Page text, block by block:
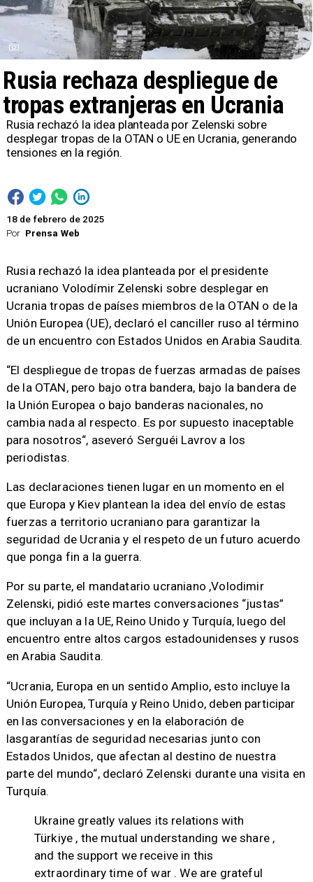
Por Prensa Web
Rusia rechaza despliegue de
tropas extranjeras en Ucrania
18 de febrero de 2025
Rusia rechazó la idea planteada por Zelenski sobre
desplegar tropas de la OTAN o UE en Ucrania, generando
tensiones en la región.
Rusia rechazó la idea planteada por el presidente
ucraniano Volodímir Zelenski sobre desplegar en
Ucrania tropas de países miembros de la OTAN o de la
Unión Europea (UE), declaró el canciller ruso al término
de un encuentro con Estados Unidos en Arabia Saudita.
“El despliegue de tropas de fuerzas armadas de países
de la OTAN, pero bajo otra bandera, bajo la bandera de
la Unión Europea o bajo banderas nacionales, no
cambia nada al respecto. Es por supuesto inaceptable
para nosotros“, aseveró Serguéi Lavrov a los
periodistas.
Las declaraciones tienen lugar en un momento en el
que Europa y Kiev plantean la idea del envío de estas
fuerzas a territorio ucraniano para garantizar la
seguridad de Ucrania y el respeto de un futuro acuerdo
que ponga fin a la guerra.
Por su parte, el mandatario ucraniano ,Volodimir
Zelenski, pidió este martes conversaciones “justas”
que incluyan a la UE, Reino Unido y Turquía, luego del
encuentro entre altos cargos estadounidenses y rusos
en Arabia Saudita.
“Ucrania, Europa en un sentido Amplio, esto incluye la
Unión Europea, Turquía y Reino Unido, deben participar
en las conversaciones y en la elaboración de
lasgarantías de seguridad necesarias junto con
Estados Unidos, que afectan al destino de nuestra
parte del mundo“, declaró Zelenski durante una visita en
Turquía.
Ukraine greatly values its relations with
Türkiye , the mutual understanding we share ,
and the support we receive in this
extraordinary time of war . We are grateful